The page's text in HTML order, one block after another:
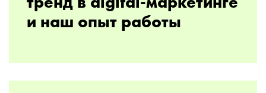
тренд в digital-маркетинге
и наш опыт работы